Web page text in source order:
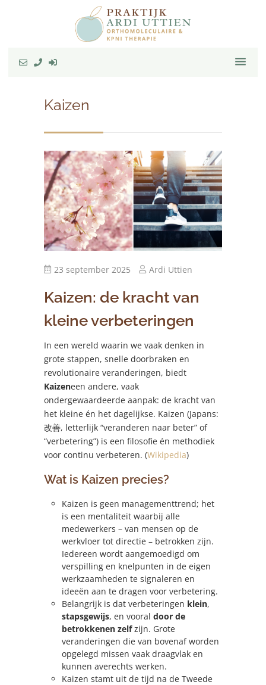
Kaizen
23 september 2025 Ardi Uttien
Kaizen: de kracht van
kleine verbeteringen
In een wereld waarin we vaak denken in
grote stappen, snelle doorbraken en
revolutionaire veranderingen, biedt
Kaizeneen andere, vaak
ondergewaardeerde aanpak: de kracht van
het kleine én het dagelijkse. Kaizen (Japans:
改善, letterlijk “veranderen naar beter” of
“verbetering”) is een filosofie én methodiek
voor continu verbeteren. (Wikipedia)
Wat is Kaizen precies?
Kaizen is geen managementtrend; het
is een mentaliteit waarbij alle
medewerkers – van mensen op de
werkvloer tot directie – betrokken zijn.
Iedereen wordt aangemoedigd om
verspilling en knelpunten in de eigen
werkzaamheden te signaleren en
ideeën aan te dragen voor verbetering.
Belangrijk is dat verbeteringen klein,
stapsgewijs, en vooral door de
betrokkenen zelfzijn. Grote
veranderingen die van bovenaf worden
opgelegd missen vaak draagvlak en
kunnen averechts werken.
Kaizen stamt uit de tijd na de Tweede